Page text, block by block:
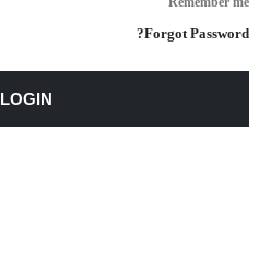
Forgot Password?
LOGIN